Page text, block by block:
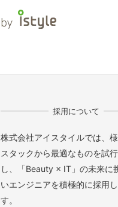
採用について
株式会社アイスタイルでは、
スタックから最適なものを試
し、「Beauty × IT」の未来に
いエンジニアを積極的に採用
す。